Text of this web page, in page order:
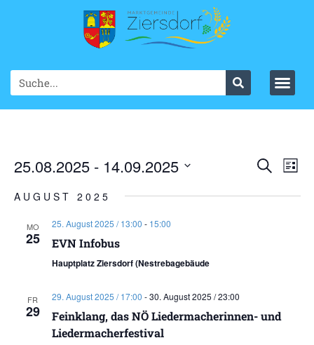
SucheList
25.08.2025 - 14.09.2025
wählen.
AUGUST 2025
MO
25
25. August 2025 / 13:00 - 15:00
EVN Infobus
Hauptplatz Ziersdorf (Nestrebagebäude
FR
29
29. August 2025 / 17:00 -30. August 2025 / 23:00
Feinklang, das NÖ Liedermacherinnen- und
Liedermacherfestival